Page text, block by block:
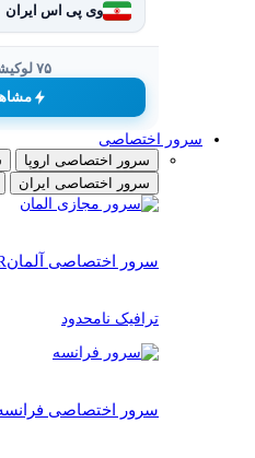
وی پی اس ایران
۷۵ لوکیشن
سرور اختصاصی
سرور اختصاصی اروپا
سرور اختصاصی ایران
سرور اختصاصی آلمان
ترافیک نامحدود
سرور اختصاصی